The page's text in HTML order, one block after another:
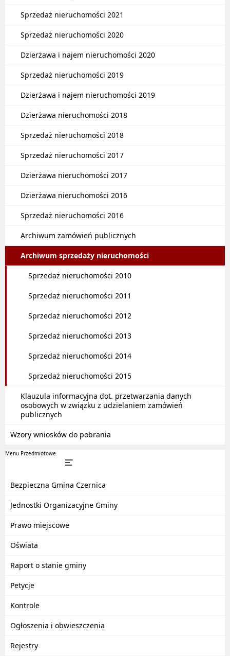
Sprzedaż nieruchomości 2021
Sprzedaż nieruchomości 2020
Dzierżawa i najem nieruchomości 2020
Sprzedaż nieruchomości 2019
Dzierżawa i najem nieruchomości 2019
Dzierżawa nieruchomości 2018
Sprzedaż nieruchomości 2018
Sprzedaż nieruchomości 2017
Dzierżawa nieruchomości 2017
Dzierżawa nieruchomości 2016
Sprzedaż nieruchomości 2016
Archiwum zamówień publicznych
Archiwum sprzedaży nieruchomości
Sprzedaż nieruchomości 2010
Sprzedaż nieruchomości 2011
Sprzedaż nieruchomości 2012
Sprzedaż nieruchomości 2013
Sprzedaż nieruchomości 2014
Sprzedaż nieruchomości 2015
Klauzula informacyjna dot. przetwarzania danych
osobowych w związku z udzielaniem zamówień
publicznych
Wzory wniosków do pobrania
Menu Przedmiotowe
Bezpieczna Gmina Czernica
Jednostki Organizacyjne Gminy
Prawo miejscowe
Oświata
Raport o stanie gminy
Petycje
Kontrole
Ogłoszenia i obwieszczenia
Rejestry